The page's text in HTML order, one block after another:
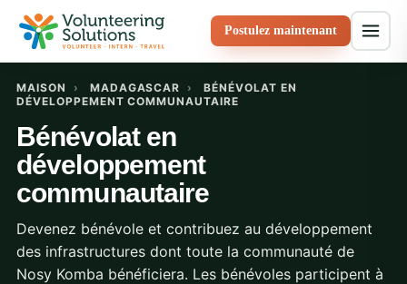
Postulez maintenant
MAISON › MADAGASCAR ›
BÉNÉVOLAT EN
DÉVELOPPEMENT COMMUNAUTAIRE
Bénévolat en
développement
communautaire
Devenez bénévole et contribuez au développement
des infrastructures dont toute la communauté de
Nosy Komba bénéficiera. Les bénévoles participent à